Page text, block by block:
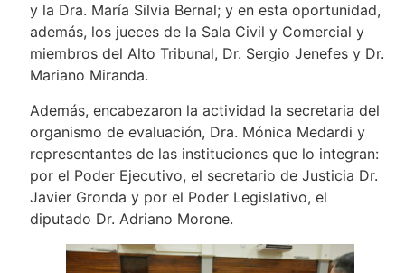
y la Dra. María Silvia Bernal; y en esta oportunidad,
además, los jueces de la Sala Civil y Comercial y
miembros del Alto Tribunal, Dr. Sergio Jenefes y Dr.
Mariano Miranda.
Además, encabezaron la actividad la secretaria del
organismo de evaluación, Dra. Mónica Medardi y
representantes de las instituciones que lo integran:
por el Poder Ejecutivo, el secretario de Justicia Dr.
Javier Gronda y por el Poder Legislativo, el
diputado Dr. Adriano Morone.